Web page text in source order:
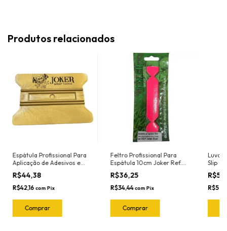
Produtos relacionados
Espátula Profissional Para
Aplicação de Adesivos e
Insulfilm Largura 11cm
Marca Joker Ref. 6012 Cor:
Dourada (Nylon -
Resistente ao calor )
R$44,38
R$42,16 com Pix
Feltro Profissional Para
Espátula 10cm Joker Ref.
1020.P Pink(5 Und)
R$36,25
R$34,44com Pix
Luva
Slip